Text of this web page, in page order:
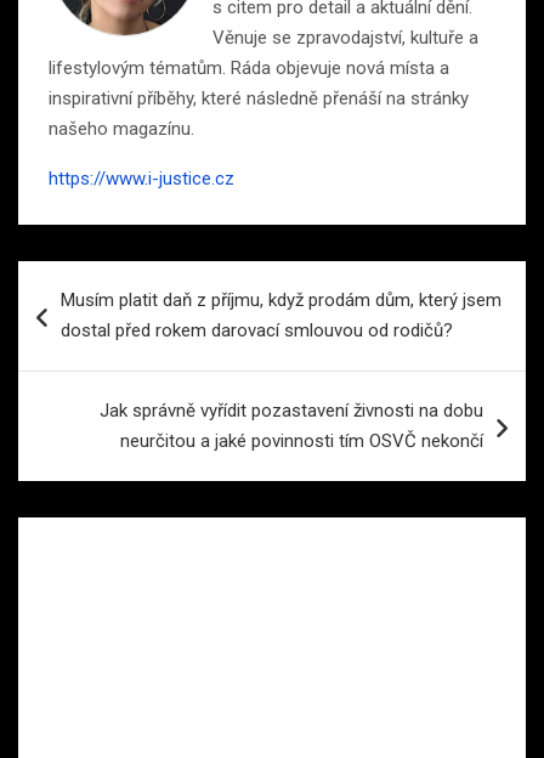
s citem pro detail a aktuální dění.
Věnuje se zpravodajství, kultuře a
lifestylovým tématům. Ráda objevuje nová místa a
inspirativní příběhy, které následně přenáší na stránky
našeho magazínu.
https://www.i-justice.cz
proMusím platit daň z příjmu, když prodám dům, který jsem
dostal před rokem darovací smlouvou od rodičů?
Jak správně vyřídit pozastavení živnosti na dobu
neurčitou a jaké povinnosti tím OSVČ nekončí